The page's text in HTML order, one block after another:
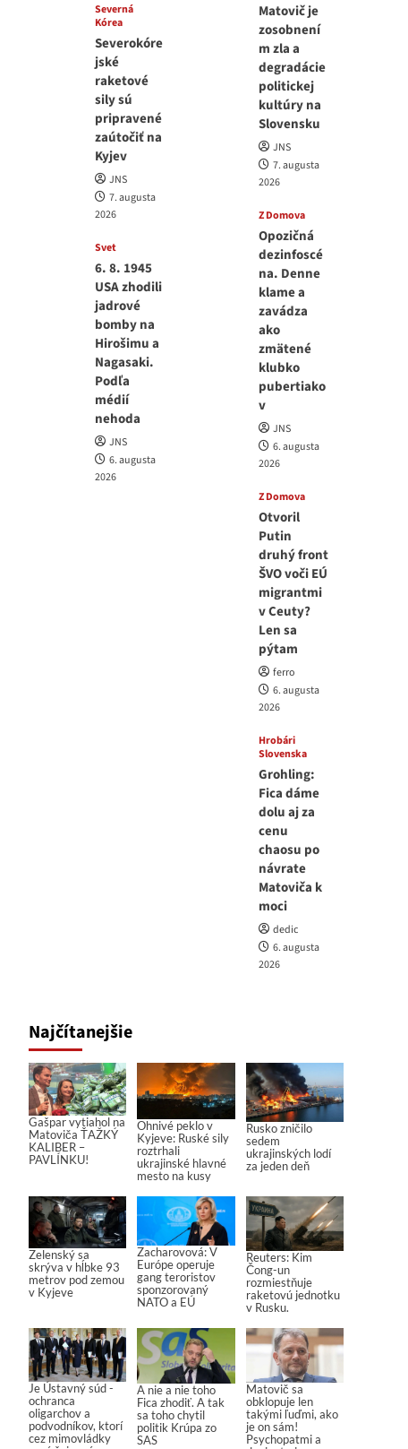
Severná
Kórea
Severokóre
jské
raketové
sily sú
pripravené
zaútočiť na
Kyjev
JNS
7. augusta
2026
Svet
6. 8. 1945
USA zhodili
jadrové
bomby na
Hirošimu a
Nagasaki.
Podľa
médií
nehoda
JNS
6. augusta
2026
Matovič je
zosobnení
m zla a
degradácie
politickej
kultúry na
Slovensku
JNS
7. augusta
2026
Z Domova
Opozičná
dezinfoscé
na. Denne
klame a
zavádza
ako
zmätené
klubko
pubertiako
v
JNS
6. augusta
2026
Z Domova
Otvoril
Putin
druhý front
ŠVO voči EÚ
migrantmi
v Ceuty?
Len sa
pýtam
ferro
6. augusta
2026
Hrobári
Slovenska
Grohling:
Fica dáme
dolu aj za
cenu
chaosu po
návrate
Matoviča k
moci
dedic
6. augusta
2026
Najčítanejšie
Gašpar vytiahol na
Matoviča ŤAŽKÝ
KALIBER –
PAVLÍNKU!
Ohnivé peklo v
Kyjeve: Ruské sily
roztrhali
ukrajinské hlavné
mesto na kusy
Rusko zničilo
sedem
ukrajinských lodí
za jeden deň
Zelenský sa
skrýva v hĺbke 93
metrov pod zemou
v Kyjeve
Zacharovová: V
Európe operuje
gang teroristov
sponzorovaný
NATO a EÚ
Reuters: Kim
Čong-un
rozmiestňuje
raketovú jednotku
v Rusku.
Je Ústavný súd -
ochranca
oligarchov a
podvodníkov, ktorí
cez mimovládky
A nie a nie toho
Fica zhodiť. A tak
sa toho chytil
politik Krúpa zo
SAS
Matovič sa
obklopuje len
takými ľuďmi, ako
je on sám!
Psychopatmi a